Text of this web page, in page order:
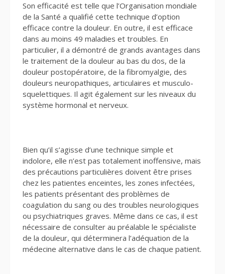
Son efficacité est telle que l’Organisation mondiale
de la Santé a qualifié cette technique d’option
efficace contre la douleur. En outre, il est efficace
dans au moins 49 maladies et troubles. En
particulier, il a démontré de grands avantages dans
le traitement de la douleur au bas du dos, de la
douleur postopératoire, de la fibromyalgie, des
douleurs neuropathiques, articulaires et musculo-
squelettiques. Il agit également sur les niveaux du
système hormonal et nerveux.
Bien qu’il s’agisse d’une technique simple et
indolore, elle n’est pas totalement inoffensive, mais
des précautions particulières doivent être prises
chez les patientes enceintes, les zones infectées,
les patients présentant des problèmes de
coagulation du sang ou des troubles neurologiques
ou psychiatriques graves. Même dans ce cas, il est
nécessaire de consulter au préalable le spécialiste
de la douleur, qui déterminera l’adéquation de la
médecine alternative dans le cas de chaque patient.